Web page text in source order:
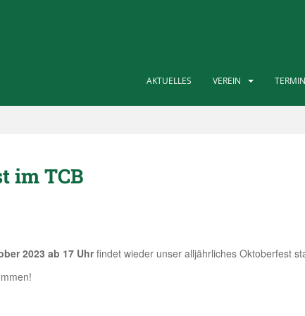
AKTUELLES VEREIN
im TCB
2023 ab 17 Uhrfindet wieder unser alljährliches Oktoberfest